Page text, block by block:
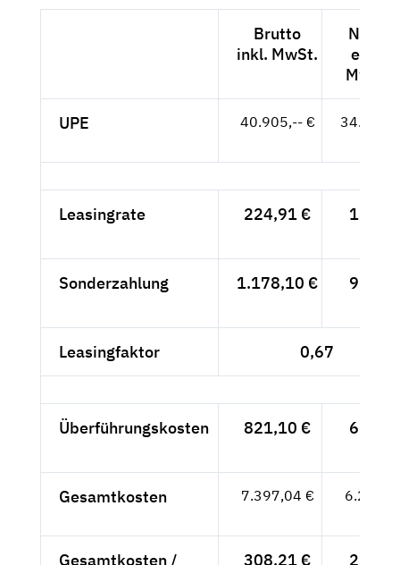
Brutto
inkl. MwSt.
Netto
exkl.
MwSt.
UPE 40.905,-- €
34.374,-
Leasingrate 224,91 €
189,-
Sonderzahlung 1.178,10 €
990,-
Leasingfaktor 0,67
Überführungskosten 821,10 €
690,-
Gesamtkosten 7.397,04 €
6.216,-
Gesamtkosten / 308,21 € 259,-